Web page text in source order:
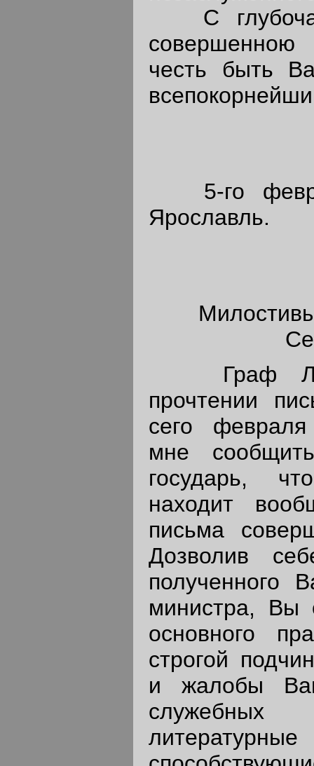
С
совершенною
честь быть
5-го
Ярославль.
Граф Лев
прочтении
сего
мне
государь,
находит
письма
Дозволив
полученного
министра, Вы
основного
строгой
и жалобы